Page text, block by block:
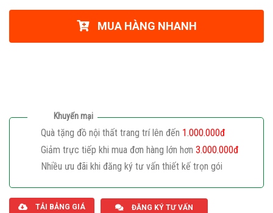
MUA HÀNG NHANH
Khuyến mại
Quà tặng đồ nội thất trang trí lên đến 1.000.000đ
Giảm trực tiếp khi mua đơn hàng lớn hơn 3.000.000đ
Nhiều ưu đãi khi đăng ký tư vấn thiết kế trọn gói
TẢI BẢNG GIÁ ĐĂNG KÝ TƯ VẤN